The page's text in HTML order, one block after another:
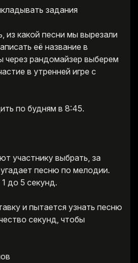
задания
из какой песни мы вырезали
её название в
через рандомайзер выберем
в утренней игре с
по будням в 8:45.
участнику выбрать, за
песню по мелодии.
до 5 секунд.
и пытается узнать песню
секунд, чтобы